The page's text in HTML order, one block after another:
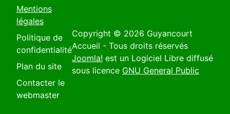
Mentions
légales
Politique de
confidentialité
Plan du site
Contacter le
webmaster
Copyright © 2026 Guyancourt
Accueil - Tous droits réservés
Joomla! est un Logiciel Libre diffusé
sous licence GNU General Public